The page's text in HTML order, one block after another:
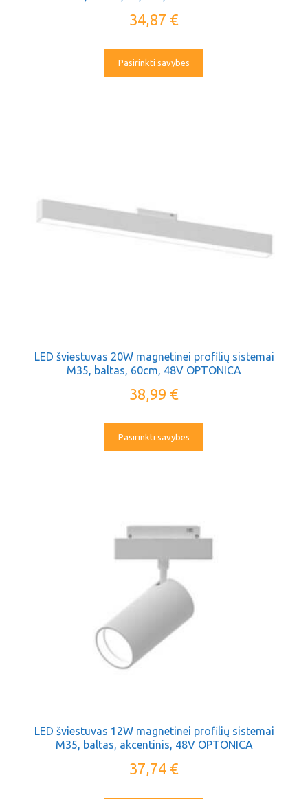
34,87 €
Pasirinkti savybes
LED šviestuvas 20W magnetinei profilių sistemai
M35, baltas, 60cm, 48V OPTONICA
38,99 €
Pasirinkti savybes
LED šviestuvas 12W magnetinei profilių sistemai
M35, baltas, akcentinis, 48V OPTONICA
37,74 €